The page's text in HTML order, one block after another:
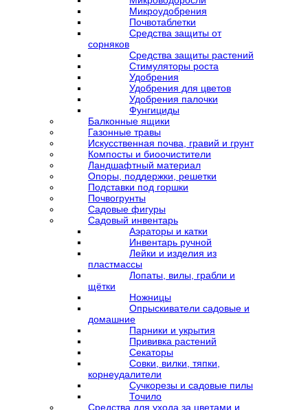
Микроудобрения
Почвотаблетки
Средства защиты от
сорняков
Средства защиты растений
Стимуляторы роста
Удобрения
Удобрения для цветов
Удобрения палочки
Фунгициды
Балконные ящики
Газонные травы
Искусственная почва, гравий и грунт
Компосты и биоочистители
Ландшафтный материал
Опоры, поддержки, решетки
Подставки под горшки
Почвогрунты
Садовые фигуры
Садовый инвентарь
Аэраторы и катки
Инвентарь ручной
Лейки и изделия из
пластмассы
Лопаты, вилы, грабли и
щётки
Ножницы
Опрыскиватели садовые и
домашние
Парники и укрытия
Прививка растений
Секаторы
Совки, вилки, тяпки,
корнеудалители
Сучкорезы и садовые пилы
Точило
Средства для ухода за цветами и